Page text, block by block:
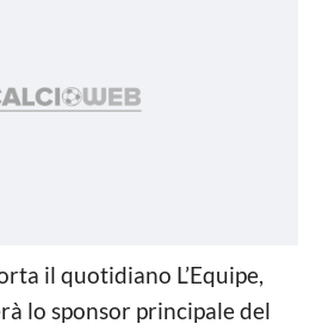
il quotidiano L’Equipe,
lo sponsor principale del